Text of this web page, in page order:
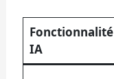
Fonctionnalité
IA